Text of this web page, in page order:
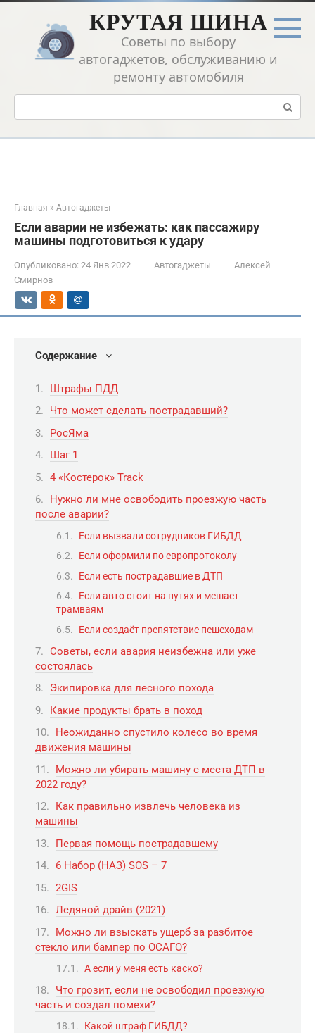
Перейти
контенту
КРУТАЯ ШИНА
Советы по выбору
автогаджетов, обслуживанию и
ремонту автомобиля
Поиск:
Главная » Автогаджеты
Если аварии не избежать: как пассажиру
машины подготовиться к удару
Опубликовано: 24 Янв 2022 Автогаджеты
Алексей
Смирнов
Содержание
Штрафы ПДД
Что может сделать пострадавший?
РосЯма
Шаг 1
4 «Костерок» Track
Нужно ли мне освободить проезжую часть
после аварии?
Если вызвали сотрудников ГИБДД
Если оформили по европротоколу
Если есть пострадавшие в ДТП
Если авто стоит на путях и мешает
трамваям
Если создаёт препятствие пешеходам
Советы, если авария неизбежна или уже
состоялась
Экипировка для лесного похода
Какие продукты брать в поход
Неожиданно спустило колесо во время
движения машины
Можно ли убирать машину с места ДТП в
2022 году?
Как правильно извлечь человека из
машины
Первая помощь пострадавшему
6 Набор (НАЗ) SOS – 7
2GIS
Ледяной драйв (2021)
Можно ли взыскать ущерб за разбитое
стекло или бампер по ОСАГО?
А если у меня есть каско?
Что грозит, если не освободил проезжую
часть и создал помехи?
Какой штраф ГИБДД?